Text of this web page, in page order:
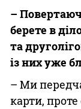
–
берете в
та
із них уже
– Ми
карти,